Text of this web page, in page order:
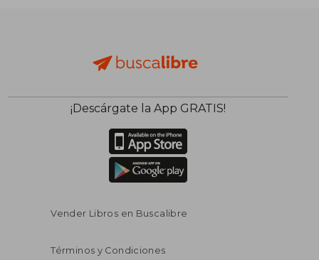
¡Descárgate la App GRATIS!
Vender Libros en Buscalibre
Términos y Condiciones